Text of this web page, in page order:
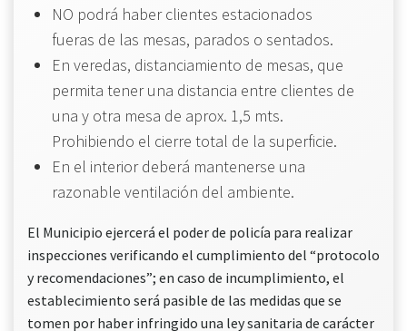
NO podrá haber clientes estacionados
fueras de las mesas, parados o sentados.
En veredas, distanciamiento de mesas, que
permita tener una distancia entre clientes de
una y otra mesa de aprox. 1,5 mts.
Prohibiendo el cierre total de la superficie.
En el interior deberá mantenerse una
razonable ventilación del ambiente.
El Municipio ejercerá el poder de policía para realizar
inspecciones verificando el cumplimiento del “protocolo
y recomendaciones”; en caso de incumplimiento, el
establecimiento será pasible de las medidas que se
tomen por haber infringido una ley sanitaria de carácter